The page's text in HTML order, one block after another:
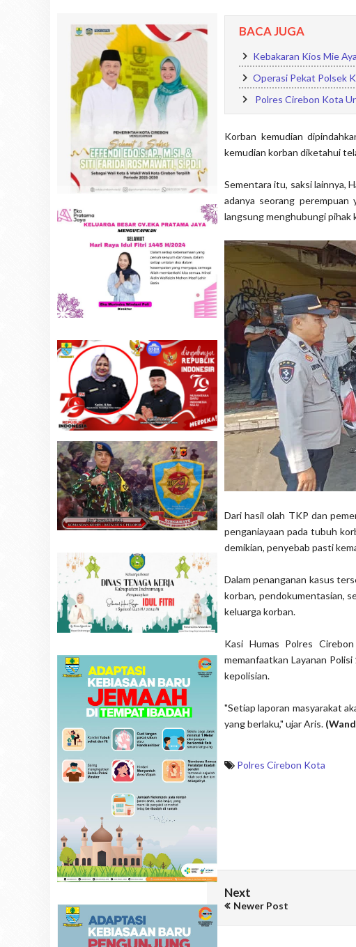
BACA JUGA
Kebakaran Kios Mie
Operasi Pekat Polsek
Polres Cirebon Kota
Korban kemudian
kemudian korban diketahui
Sementara itu, saksi lainnya,
adanya seorang
langsung menghubungi pihak
Dari hasil olah TKP dan
penganiayaan pada tubuh
demikian, penyebab pasti
Dalam penanganan kasus
korban, pendokumentasian,
keluarga korban.
Kasi Humas Polres
memanfaatkan Layanan
kepolisian.
"Setiap laporan masyarakat
yang berlaku," ujar Aris.
Polres Cirebon Kota
Next
Newer Post